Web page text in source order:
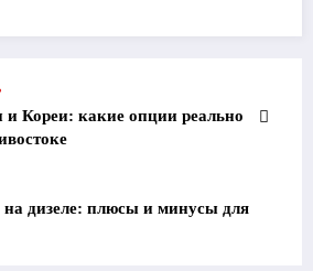
Кореи: какие опции реально
на дизеле: плюсы и минусы для